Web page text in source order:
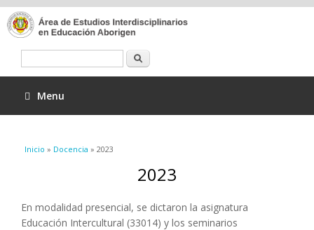
Menu
Se encuentra usted aquí
Inicio » Docencia » 2023
2023
En modalidad presencial, se dictaron la asignatura
Educación Intercultural (33014) y los seminarios